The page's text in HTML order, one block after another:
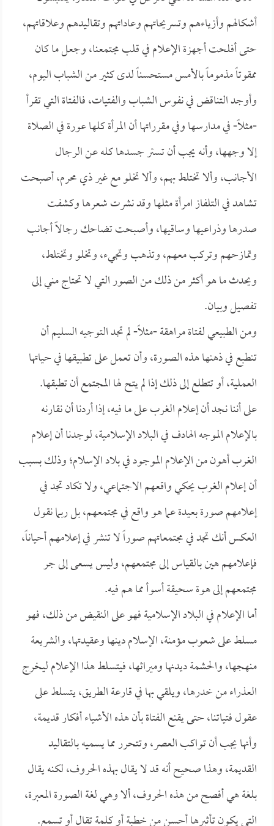
أشكالهم وأزياءهم وتسريحاتهم وعاداتهم وتقاليدهم وعلاقاتهم،
حتى أفلحت أجهزة الإعلام في قلب مجتمعنا، وجعل ما كان
ممقوتاً مذموماً بالأمس مستحسناً لدى كثير من الشباب اليوم،
وأوجد التناقض في نفوس الشباب والفتيات، فالفتاة التي تقرأ
-مثلاً- في مدارسها وفي مقرراتها أن المرأة كلها عورة في الصلاة
إلا وجهها، وأنه يجب أن تستر جسدها كله عن الرجال
الأجانب، وألا تختلط بهم، وألا تخلو مع غير ذي محرم، أصبحت
تشاهد في التلفاز امرأة مثلها وقد نشرت شعرها وكشفت
صدرها وذراعيها وساقيها، وأصبحت تضاحك رجالاً أجانب
وتمازحهم وتركب معهم، وتذهب وتجيء، وتخلو وتختلط،
ويحدث ما هو أكثر من ذلك من الصور التي لا تحتاج مني إلى
تفصيل وبيان.
ومن الطبيعي لفتاة مراهقة -مثلاً- لم تجد التوجيه السليم أن
تنطبع في ذهنها هذه الصورة، وأن تعمل على تطبيقها في حياتها
العملية، أو تتطلع إلى ذلك إذا لم يتح لها المجتمع أن تطبقها.
على أننا نجد أن إعلام الغرب على ما فيه، إذا أردنا أن نقارنه
بالإعلام الموجه الهادف في البلاد الإسلامية، لوجدنا أن إعلام
الغرب أهون من الإعلام الموجود في بلاد الإسلام؛ وذلك بسبب
أن إعلام الغرب يحكي واقعهم الاجتماعي، ولا تكاد تجد في
إعلامهم صورة بعيدة عما هو واقع في مجتمعهم، بل ربما نقول
العكس أنك تجد في مجتمعاتهم صوراً لا تنشر في إعلامهم أحياناً،
فإعلامهم هين بالقياس إلى مجتمعهم، وليس يسعى إلى جر
مجتمعهم إلى هوة سحيقة أسوأ مما هم فيه.
أما الإعلام في البلاد الإسلامية فهو على النقيض من ذلك، فهو
مسلط على شعوب مؤمنة، الإسلام دينها وعقيدتها، والشريعة
منهجها، والحشمة ديدنها وميراثها، فيتسلط هذا الإعلام ليخرج
العذراء من خدرها، ويلقي بها في قارعة الطريق، يتسلط على
عقول فتياتنا، حتى يقنع الفتاة بأن هذه الأشياء أفكار قديمة،
وأنها يجب أن تواكب العصر، وتتحرر مما يسميه بالتقاليد
القديمة، وهذا صحيح أنه قد لا يقال بهذه الحروف، لكنه يقال
بلغة هي أفصح من هذه الحروف، ألا وهي لغة الصورة المعبرة،